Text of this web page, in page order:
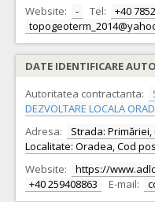
Website:
- Tel: +40
DATE IDENTIFICARE
Autoritatea contractanta:
DEZVOLTARE LOCALA
Adresa:
Strada: Primăriei,
Localitate: Oradea, Cod
Website:
https://
+40 259408863
E-mail: